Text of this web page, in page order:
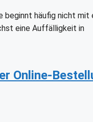
häufig nicht mit
eine Auffälligkeit in
Online-